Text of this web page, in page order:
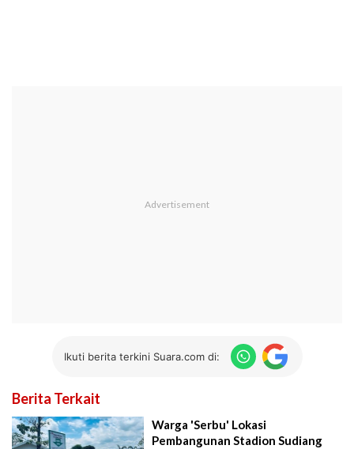
Ikuti berita terkini Suara.com di:
Berita Terkait
Warga 'Serbu' Lokasi
Pembangunan Stadion Sudiang